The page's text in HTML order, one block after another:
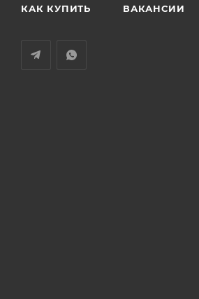
КАК КУПИТЬ ВАКАНСИИ